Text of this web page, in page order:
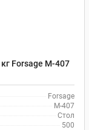
Forsage М-407
Forsage
М-407
Стол
500